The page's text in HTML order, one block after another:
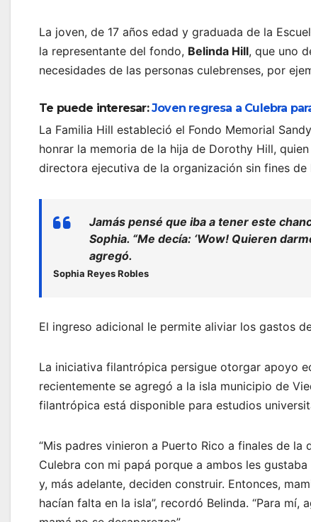
La joven, de 17 años edad y graduada de la
la representante del fondo, Belinda Hill, que uno
necesidades de las personas culebrenses, por
Te puede interesar:Joven regresa a Culebra
La Familia Hill estableció el Fondo Memorial
honrar la memoria de la hija de Dorothy Hill,
directora ejecutiva de la organización sin fines de
Jamás pensé que iba a tener este
Sophia. “Me decía: ‘Wow! Quieren
agregó.
Sophia Reyes Robles
El ingreso adicional le permite aliviar los gastos
La iniciativa filantrópica persigue otorgar apoyo
recientemente se agregó a la isla municipio de
filantrópica está disponible para estudios
“Mis padres vinieron a Puerto Rico a finales de la
Culebra con mi papá porque a ambos les
y, más adelante, deciden construir. Entonces,
hacían falta en la isla”, recordó Belinda. “Para